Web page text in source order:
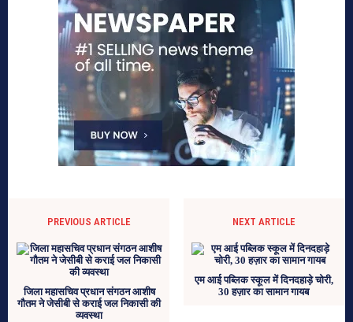
PREVIOUS ARTICLE
जिला महासचिव प्रधान संगठन आशीष
गौतम ने जेसीबी से कराई जल निकासी की
व्यवस्था
NEXT ARTICLE
एम आई पब्लिक स्कूल में दिनदहाड़े चोरी,
30 हज़ार का सामान गायब